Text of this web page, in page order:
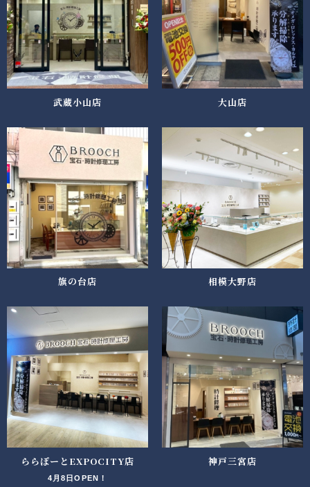
武蔵小山店 大山店
旗の台店 相模大野店
ららぽーとEXPOCITY店
4月8日OPEN！
神戸三宮店